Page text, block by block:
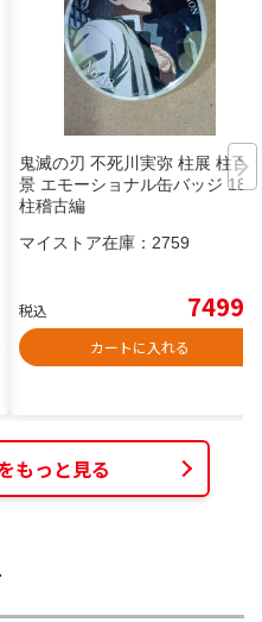
鬼滅の刃 不死川実弥 柱展 柱百
景 エモーショナル缶バッジ 18
柱稽古編
マイストア在庫： 2759
税込 7499
カートに入れる
もっと見る